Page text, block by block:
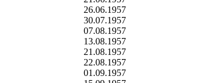
26.06.1957
30.07.1957
07.08.1957
13.08.1957
21.08.1957
22.08.1957
01.09.1957